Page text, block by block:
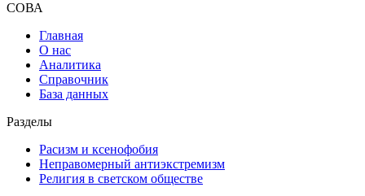
СОВА
Главная
О нас
Аналитика
Справочник
База данных
Разделы
Расизм и ксенофобия
Неправомерный антиэкстремизм
Религия в светском обществе